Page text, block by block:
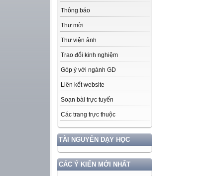
Thông báo
Thư mời
Thư viện ảnh
Trao đổi kinh nghiệm
Góp ý với ngành GD
Liên kết website
Soạn bài trực tuyến
Các trang trực thuộc
TÀI NGUYÊN DẠY HỌC
CÁC Ý KIẾN MỚI NHẤT